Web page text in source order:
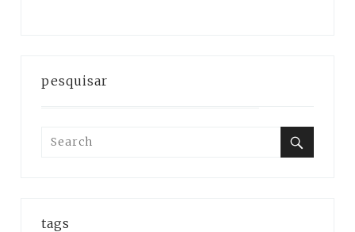
pesquisar
Search
tags